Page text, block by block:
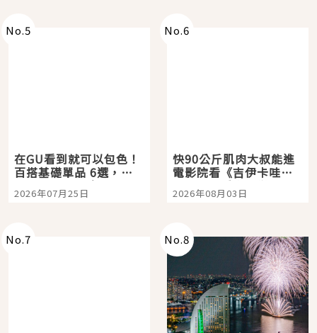
No.5
在GU看到就可以包色！
百搭基礎單品 6選，閉
眼全收也不心疼
2026年07月25日
No.6
快90公斤肌肉大叔能進
電影院看《吉伊卡哇》
嗎？日本重金屬樂團
「打首」會長與nagano
2026年08月03日
No.7 No.8